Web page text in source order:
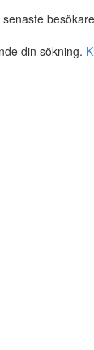
din sökning.